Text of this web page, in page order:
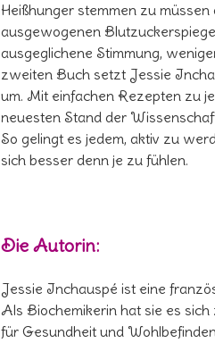
Heißhunger stemmen zu
ausgewogenen
ausgeglichene Stimmung,
zweiten Buch setzt Jessie
um. Mit einfachen Rezepten zu
neuesten Stand der
So gelingt es jedem, aktiv zu
sich besser denn je zu fühlen.
Die Autorin:
Jessie Inchauspé ist eine
Als Biochemikerin hat sie es
für Gesundheit und